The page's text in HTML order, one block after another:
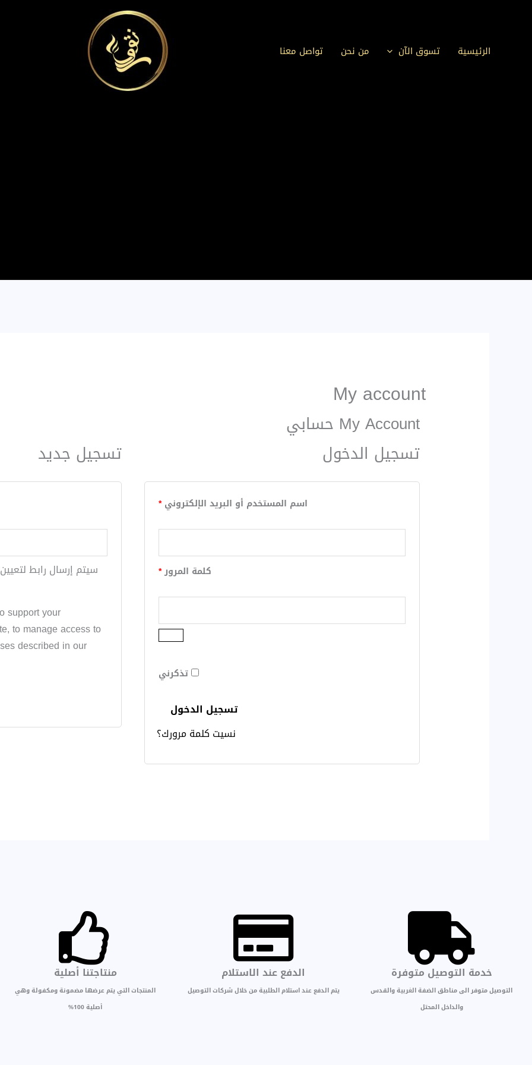
الرئيسية تسوق الآن من نحن تواصل معنا
My account
My Account حسابي
تسجيل الدخول
اسم المستخدم أو البريد الإلكتروني*
كلمة المرور*
تذكرني
تسجيل الدخول
نسيت كلمة مرورك؟
تسجيل جديد
سيتم إرسال رابط
support your
to manage access to
described in our
خدمة التوصيل متوفرة
التوصيل متوفر الى مناطق الضفة الغربية والقدس
والداخل المحتل
الدفع عند الاستلام
يتم الدفع عند استلام الطلبية من خلال شركات التوصيل
منتاجتنا أصلية
المنتجات التي يتم عرضها مضمونة ومكفولة وهي
أصلية 100%